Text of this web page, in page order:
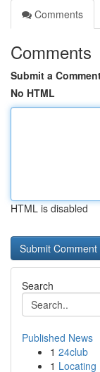
Comments
Comments
Submit a
No HTML
HTML is disabled
Search
Published News
1 24club
1 Locating